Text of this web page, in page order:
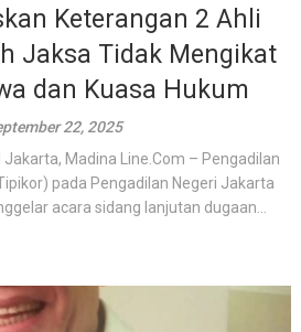
Keterangan 2 Ahli
Jaksa Tidak Mengikat
dan Kuasa Hukum
22, 2025
Madina Line.Com – Pengadilan
pada Pengadilan Negeri Jakarta
acara sidang lanjutan dugaan...